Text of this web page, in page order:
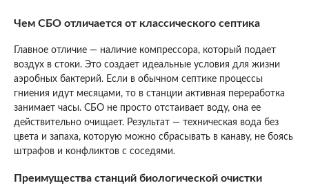
Чем СБО отличается от классического септика
Главное отличие — наличие компрессора, который подает
воздух в стоки. Это создает идеальные условия для жизни
аэробных бактерий. Если в обычном септике процессы
гниения идут месяцами, то в станции активная переработка
занимает часы. СБО не просто отстаивает воду, она ее
действительно очищает. Результат — техническая вода без
цвета и запаха, которую можно сбрасывать в канаву, не боясь
штрафов и конфликтов с соседями.
Преимущества станций биологической очистки